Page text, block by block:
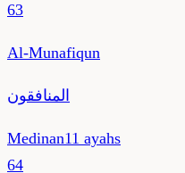
63
Al-Munafiqun
المنافقون
Medinan11 ayahs
64